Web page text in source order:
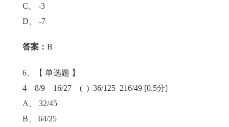
C 、-3
D 、-7
答案：B
6 、【单选题 】
4 8/9 16/27 ( ) 36/125 216/49 [0.5分]
A
、32/45
B 、64/25